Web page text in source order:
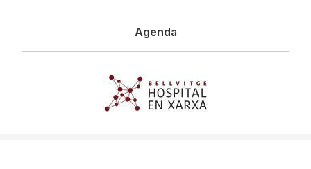
Agenda